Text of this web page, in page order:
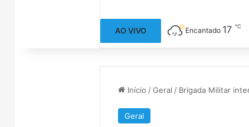
AO VIVO Encantado 17℃
Início / Geral / Brigada Militar
Geral